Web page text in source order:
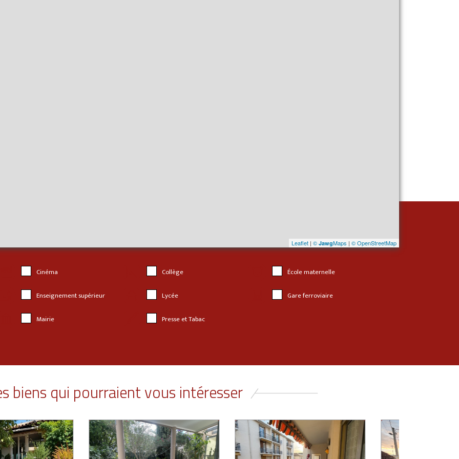
Leaflet | © JawgMaps | © OpenStreetMap
Cinéma Collège École maternelle
Enseignement supérieur Lycée Gare ferroviaire
Mairie Presse et Tabac
biens qui pourraient vous intéresser